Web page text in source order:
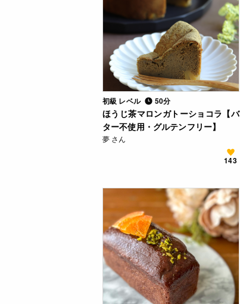
初級 レベル 50分
ほうじ茶マロンガトーショコラ【バ
ター不使用・グルテンフリー】
夢 さん
143